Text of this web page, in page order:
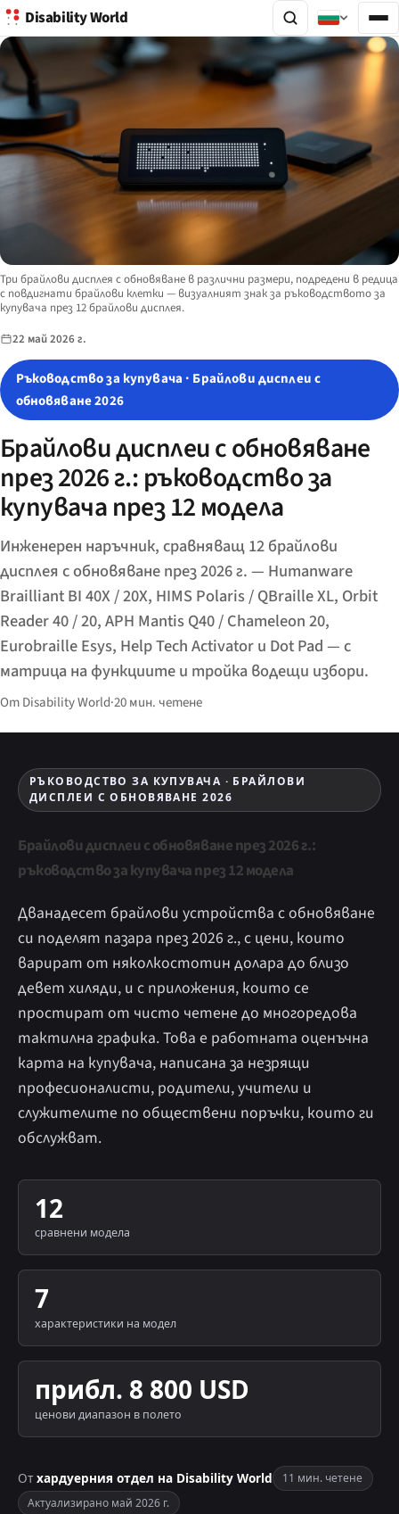
Disability World
Image description:
Три брайлови дисплея с обновяване в различни размери, подредени в редица
с повдигнати брайлови клетки — визуалният знак за ръководството за
купувача през 12 брайлови дисплея.
22 май 2026 г.
Ръководство за купувача · Брайлови дисплеи с
обновяване 2026
Брайлови дисплеи с обновяване
през 2026 г.: ръководство за
купувача през 12 модела
Инженерен наръчник, сравняващ 12 брайлови
дисплея с обновяване през 2026 г. — Humanware
Brailliant BI 40X / 20X, HIMS Polaris / QBraille XL, Orbit
Reader 40 / 20, APH Mantis Q40 / Chameleon 20,
Eurobraille Esys, Help Tech Activator и Dot Pad — с
матрица на функциите и тройка водещи избори.
От Disability World·20 мин. четене
РЪКОВОДСТВО ЗА КУПУВАЧА · БРАЙЛОВИ
ДИСПЛЕИ С ОБНОВЯВАНЕ 2026
Брайлови дисплеи с обновяване през 2026 г.:
ръководство за купувача през 12 модела
Дванадесет брайлови устройства с обновяване
си поделят пазара през 2026 г., с цени, които
варират от няколкостотин долара до близо
девет хиляди, и с приложения, които се
простират от чисто четене до многоредова
тактилна графика. Това е работната оценъчна
карта на купувача, написана за незрящи
професионалисти, родители, учители и
служителите по обществени поръчки, които ги
обслужват.
12
сравнени модела
7
характеристики на модел
прибл. 8 800 USD
ценови диапазон в полето
Отхардуерния отдел на Disability World
11 мин. четене
Актуализирано май 2026 г.